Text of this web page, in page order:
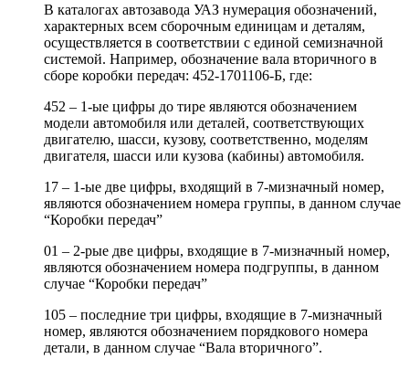
В каталогах автозавода УАЗ нумерация обозначений,
характерных всем сборочным единицам и деталям,
осуществляется в соответствии с единой семизначной
системой. Например, обозначение вала вторичного в
сборе коробки передач: 452-1701106-Б, где:
452 – 1-ые цифры до тире являются обозначением
модели автомобиля или деталей, соответствующих
двигателю, шасси, кузову, соответственно, моделям
двигателя, шасси или кузова (кабины) автомобиля.
17 – 1-ые две цифры, входящий в 7-мизначный номер,
являются обозначением номера группы, в данном случае
“Коробки передач”
01 – 2-рые две цифры, входящие в 7-мизначный номер,
являются обозначением номера подгруппы, в данном
случае “Коробки передач”
105 – последние три цифры, входящие в 7-мизначный
номер, являются обозначением порядкового номера
детали, в данном случае “Вала вторичного”.